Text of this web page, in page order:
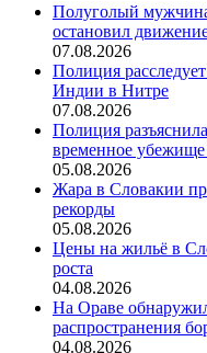
Полуголый мужчина
остановил
07.08.2026
Полиция
Индии в Нитре
07.08.2026
Полиция
временное
05.08.2026
Жара в Словакии
рекорды
05.08.2026
Цены на жильё в
роста
04.08.2026
На Ораве
распространения
04.08.2026